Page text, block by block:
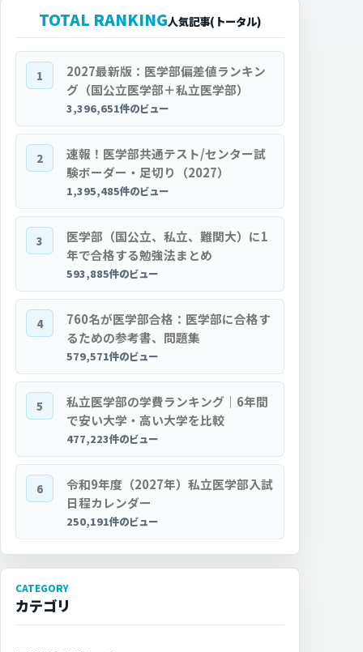
TOTAL RANKING人気記事(トータル)
1
2027最新版：医学部偏差値ランキン
グ（国公立医学部＋私立医学部）
3,396,651件のビュー
2
速報！医学部共通テスト/センター試
験ボーダー・足切り（2027）
1,395,485件のビュー
3
医学部（国公立、私立、難関大）に1
年で合格する勉強法まとめ
593,885件のビュー
4
760名が医学部合格：医学部に合格す
るための参考書、問題集
579,571件のビュー
5
私立医学部の学費ランキング｜6年間
で安い大学・高い大学を比較
477,223件のビュー
6
令和9年度（2027年）私立医学部入試
日程カレンダー
250,191件のビュー
CATEGORY
カテゴリ